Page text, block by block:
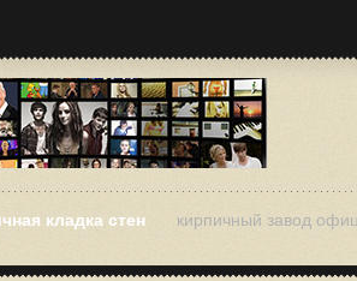
кладка стен кирпичный завод